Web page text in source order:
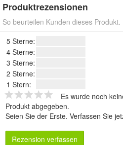
Produktrezensionen
So beurteilen Kunden dieses Produkt.
5 Sterne:
4 Sterne:
3 Sterne:
2 Sterne:
1 Stern:
Es wurde noch
Produkt abgegeben.
Seien Sie der Erste. Verfassen Sie
Rezension verfassen